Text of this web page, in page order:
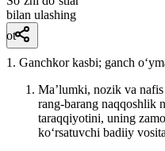
bilan ulashing
ot
1. Ganchkor kasbi; ganch
Maʼlumki, nozik va
rang-barang naqqoshlik
taraqqiyotini, uning
koʻrsatuvchi badiiy